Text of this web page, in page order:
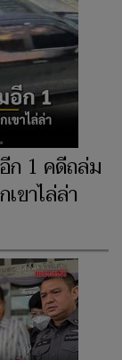
ก 1 คดีถล่ม
ขาไล่ล่า